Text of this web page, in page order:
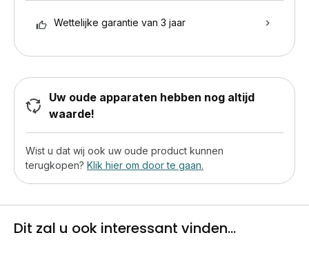
Wettelijke garantie van 3 jaar
Uw oude apparaten hebben nog altijd
waarde!
Wist u dat wij ook uw oude product kunnen
terugkopen? Klik hier om door te gaan.
Dit zal u ook interessant vinden...